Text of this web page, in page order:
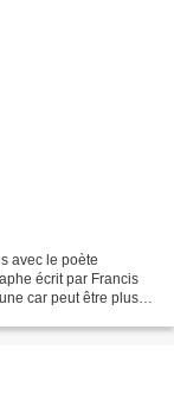
avec le poète
écrit par Francis
car peut être plus